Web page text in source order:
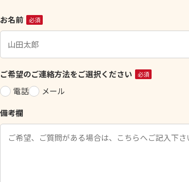
こ
の
ィ
ー
ル
ド
空
の
お名前 必須
ご希望のご連絡方法をご選択ください 必須
電話
メール
備考欄